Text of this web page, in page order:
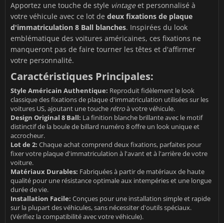
Apportez une touche de style vintageet personnalisé à
votre véhicule avec ce lot de deux fixations de plaque
d'immatriculation 8 Ball blanches. Inspirées du look
emblématique des voitures américaines, ces fixations ne
manqueront pas de faire tourner les têtes et d'affirmer
votre personnalité.
Caractéristiques Principales:
Style Américain Authentique: Reproduit fidèlement le look
classique des fixations de plaque d'immatriculation utilisées sur les
voitures US, ajoutant une touche rétroà votre véhicule.
Design Original 8 Ball: La finition blanche brillante avec le motif
distinctif de la boule de billard numéro 8 offre un look unique et
accrocheur.
Lot de 2: Chaque achat comprend deux fixations, parfaites pour
fixer votre plaque d'immatriculation à l'avant et à l'arrière de votre
voiture.
Matériaux Durables: Fabriquées à partir de matériaux de haute
qualité pour une résistance optimale aux intempéries et une longue
durée de vie.
Installation Facile: Conçues pour une installation simple et rapide
sur la plupart des véhicules, sans nécessiter d'outils spéciaux.
(Vérifiez la compatibilité avec votre véhicule).